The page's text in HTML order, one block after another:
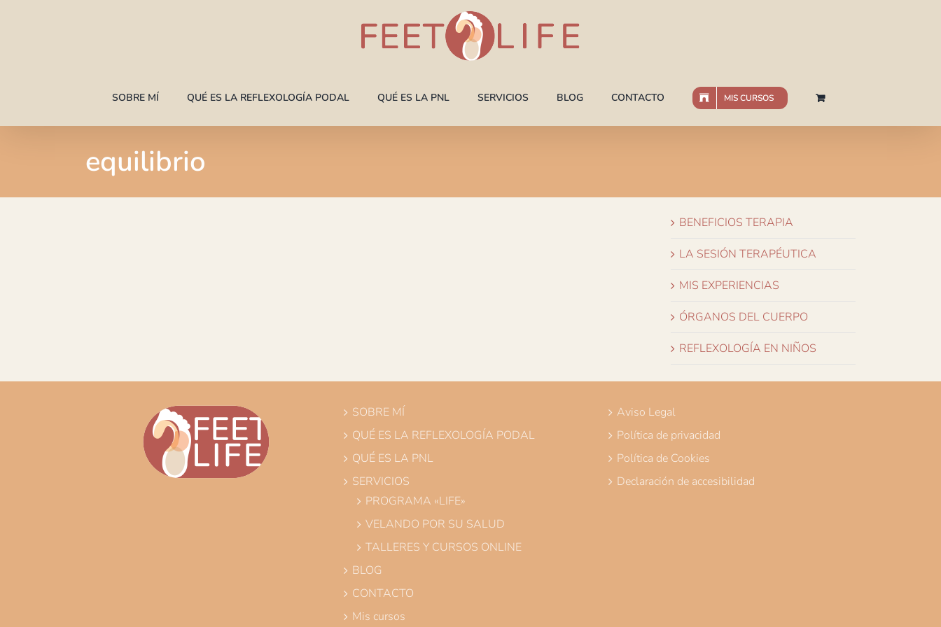
SOBRE MÍ QUÉ ES LA REFLEXOLOGÍA PODAL QUÉ ES LA PNL SERVICIOS BLOG CONTACTO MIS CURSOS
equilibrio
BENEFICIOS TERAPIA
LA SESIÓN TERAPÉUTICA
MIS EXPERIENCIAS
ÓRGANOS DEL CUERPO
REFLEXOLOGÍA EN NIÑOS
SOBRE MÍ
QUÉ ES LA REFLEXOLOGÍA PODAL
QUÉ ES LA PNL
SERVICIOS
PROGRAMA «LIFE»
VELANDO POR SU SALUD
TALLERES Y CURSOS ONLINE
BLOG
CONTACTO
Mis cursos
Aviso Legal
Política de privacidad
Política de Cookies
Declaración de accesibilidad